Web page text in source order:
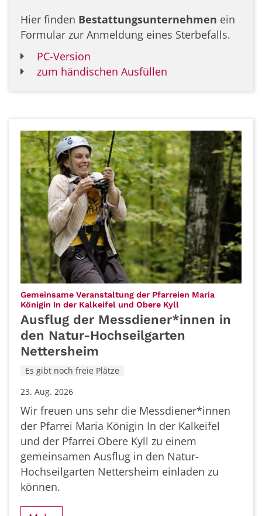
Hier finden Bestattungsunternehmen ein
Formular zur Anmeldung eines Sterbefalls.
PC-Version
zum händischen Ausfüllen
Gemeinsame Veranstaltung der Pfarreien Maria
Königin In der Kalkeifel und Obere Kyll
Ausflug der Messdiener*innen in
den Natur-Hochseilgarten
Nettersheim
Es gibt noch freie Plätze
23. Aug. 2026
Wir freuen uns sehr die Messdiener*innen
der Pfarrei Maria Königin In der Kalkeifel
und der Pfarrei Obere Kyll zu einem
gemeinsamen Ausflug in den Natur-
Hochseilgarten Nettersheim einladen zu
können.